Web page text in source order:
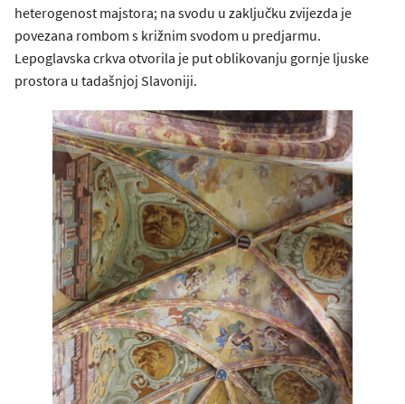
heterogenost majstora; na svodu u zaključku zvijezda je
povezana rombom s križnim svodom u predjarmu.
Lepoglavska crkva otvorila je put oblikovanju gornje ljuske
prostora u tadašnjoj Slavoniji.